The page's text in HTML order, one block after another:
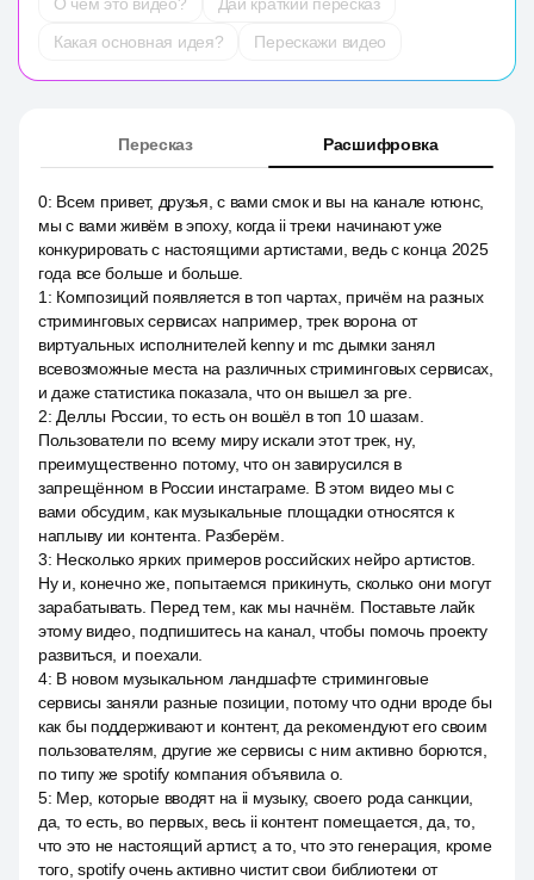
Какая основная идея?
Перескажи видео
Пересказ Расшифровка
0: Всем привет, друзья, с вами смок и вы на канале ютюнс,
мы с вами живём в эпоху, когда ii треки начинают уже
конкурировать с настоящими артистами, ведь с конца 2025
года все больше и больше.
1 : Композиций появляется в топ чартах, причём на разных
стриминговых сервисах например, трек ворона от
виртуальных исполнителей kenny и mc дымки занял
всевозможные места на различных стриминговых сервисах,
и даже статистика показала, что он вышел за pre.
2: Деллы России, то есть он вошёл в топ 10 шазам.
Пользователи по всему миру искали этот трек, ну,
преимущественно потому, что он завирусился в
запрещённом в России инстаграме. В этом видео мы с
вами обсудим, как музыкальные площадки относятся к
наплыву ии контента. Разберём.
3: Несколько ярких примеров российских нейро артистов.
Ну и, конечно же, попытаемся прикинуть, сколько они могут
зарабатывать. Перед тем, как мы начнём. Поставьте лайк
этому видео, подпишитесь на канал, чтобы помочь проекту
развиться, и поехали.
4: В новом музыкальном ландшафте стриминговые
сервисы заняли разные позиции, потому что одни вроде бы
как бы поддерживают и контент, да рекомендуют его своим
пользователям, другие же сервисы с ним активно борются,
по типу же spotify компания объявила о.
5: Мер, которые вводят на ii музыку, своего рода санкции,
да, то есть, во первых, весь ii контент помещается, да, то,
что это не настоящий артист, а то, что это генерация, кроме
того, spotify очень активно чистит свои библиотеки от